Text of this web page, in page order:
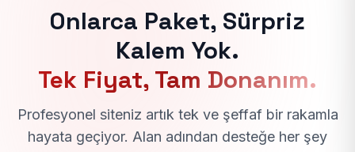
Onlarca Paket, Sürpriz
Kalem Yok.
Tek Fiyat, Tam Donanım.
Profesyonel siteniz artık tek ve şeffaf bir rakamla
hayata geçiyor. Alan adından desteğe her şey